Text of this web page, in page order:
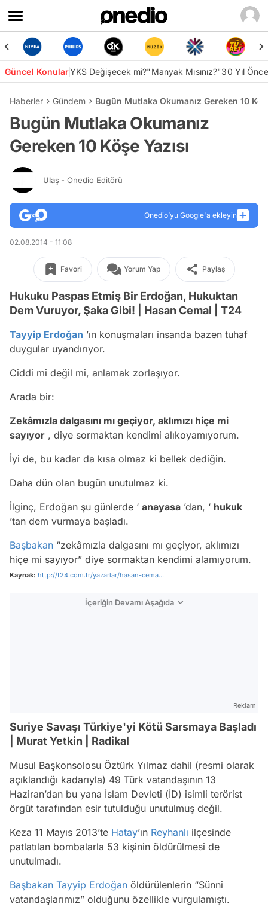
Güncel KonularYKS Değişecek mi?"Manyak Mısınız?"30 Yıl
Haberler Gündem Bugün Mutlaka Okumanız Gereken 10
Bugün Mutlaka Okumanız
Gereken 10 Köşe Yazısı
Ulaş - Onedio Editörü
Onedio’yu Google'a ekleyin
02.08.2014 - 11:08
Favori Yorum Yap Paylaş
Hukuku Paspas Etmiş Bir Erdoğan, Hukuktan
Dem Vuruyor, Şaka Gibi! | Hasan Cemal | T24
Tayyip Erdoğan ’ın konuşmaları insanda bazen tuhaf
duygular uyandırıyor.
Ciddi mi değil mi, anlamak zorlaşıyor.
Arada bir:
Zekâmızla dalgasını mı geçiyor, aklımızı hiçe mi
sayıyor , diye sormaktan kendimi alıkoyamıyorum.
İyi de, bu kadar da kısa olmaz ki bellek dediğin.
Daha dün olan bugün unutulmaz ki.
İlginç, Erdoğan şu günlerde ‘ anayasa ’dan, ‘ hukuk
’tan dem vurmaya başladı.
Başbakan “zekâmızla dalgasını mı geçiyor, aklımızı
hiçe mi sayıyor” diye sormaktan kendimi alamıyorum.
Kaynak: http://t24.com.tr/yazarlar/hasan-cema...
İçeriğin Devamı Aşağıda
Reklam
Suriye Savaşı Türkiye'yi Kötü Sarsmaya Başladı
| Murat Yetkin | Radikal
Musul Başkonsolosu Öztürk Yılmaz dahil (resmi olarak
açıklandığı kadarıyla) 49 Türk vatandaşının 13
Haziran’dan bu yana İslam Devleti (İD) isimli terörist
örgüt tarafından esir tutulduğu unutulmuş değil.
Keza 11 Mayıs 2013’te Hatay’ın Reyhanlı ilçesinde
patlatılan bombalarla 53 kişinin öldürülmesi de
unutulmadı.
Başbakan Tayyip Erdoğan öldürülenlerin “Sünni
vatandaşlarımız” olduğunu özellikle vurgulamıştı.